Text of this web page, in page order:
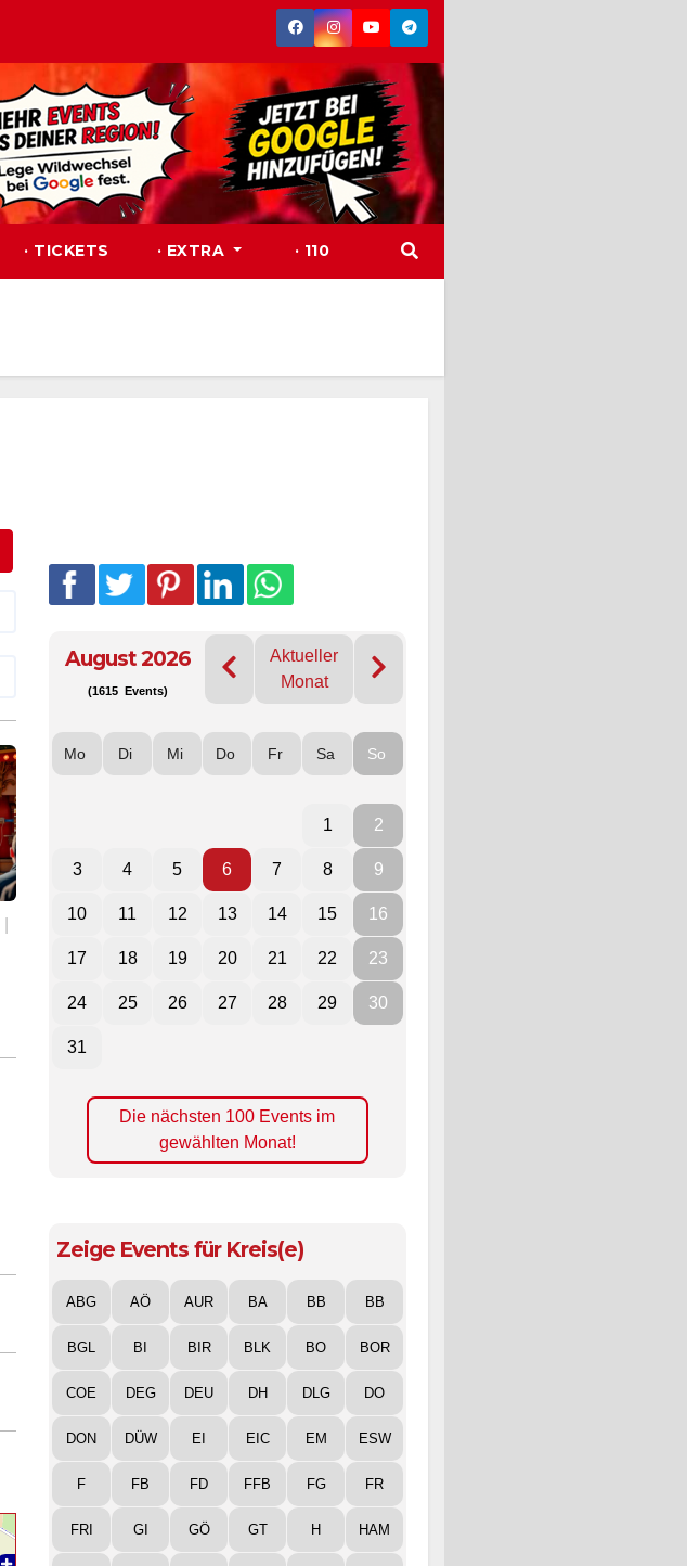
· TICKETS · EXTRA · 110
August 2026
(1615 Events)
Aktueller
Monat
Mo Di Mi Do Fr Sa So
1 2
3 4 5 6 7 8 9
10 11 12 13 14 15 16
17 18 19 20 21 22 23
24 25 26 27 28 29 30
31
Die nächsten 100 Events im
gewählten Monat!
Zeige Events für Kreis(e)
ABG AÖ AUR BA BB BB
BGL BI BIR BLK BO BOR
COE DEG DEU DH DLG DO
DON DÜW EI EIC EM ESW
F FB FD FFB FG FR
FRI GI GÖ GT H HAM